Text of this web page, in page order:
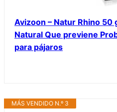
Avizoon – Natur Rhino 50
Natural Que previene
para pájaros
MÁS VENDIDO N.º 3